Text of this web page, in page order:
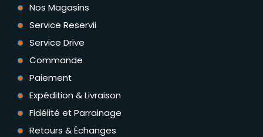
Nos Magasins
Service Reservii
Service Drive
Commande
Paiement
Expédition & Livraison
Fidélité et Parrainage
Retours & Échanges